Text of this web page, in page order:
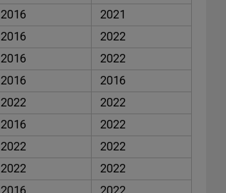
2016
2021
2016
2022
2016
2022
2016
2016
2022
2022
2016
2022
2022
2022
2022
2022